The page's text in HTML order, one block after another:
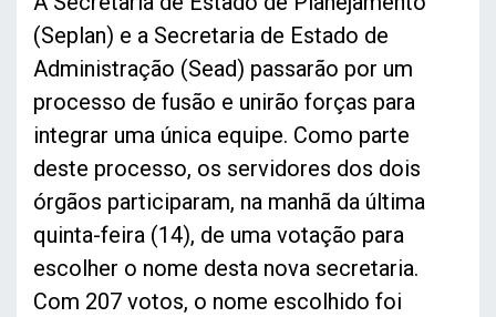
(Seplan) e a Secretaria de Estado de
Administração (Sead) passarão por um
processo de fusão e unirão forças para
integrar uma única equipe. Como parte
deste processo, os servidores dos dois
órgãos participaram, na manhã da última
quinta-feira (14), de uma votação para
escolher o nome desta nova secretaria.
Com 207 votos, o nome escolhido foi